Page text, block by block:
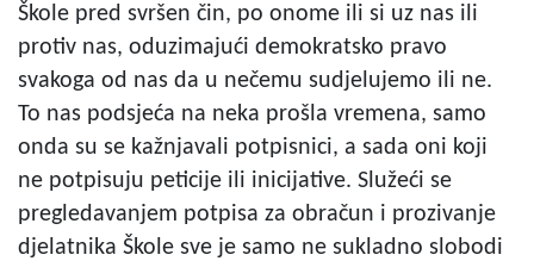
Škole pred svršen čin, po onome ili si uz nas ili
protiv nas, oduzimajući demokratsko pravo
svakoga od nas da u nečemu sudjelujemo ili ne.
To nas podsjeća na neka prošla vremena, samo
onda su se kažnjavali potpisnici, a sada oni koji
ne potpisuju peticije ili inicijative. Služeći se
pregledavanjem potpisa za obračun i prozivanje
djelatnika Škole sve je samo ne sukladno slobodi